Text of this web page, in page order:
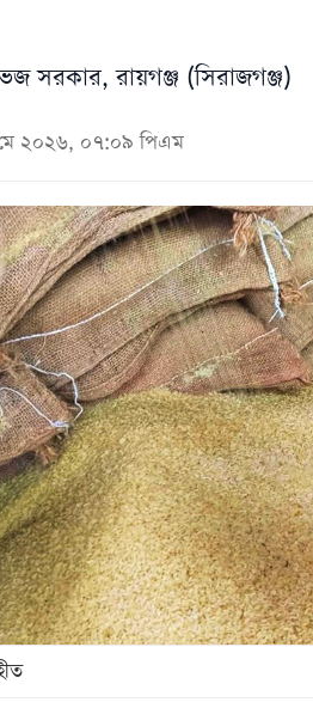
সরকার, রায়গঞ্জ (সিরাজগঞ্জ)
২০২৬, ০৭:০৯ পিএম